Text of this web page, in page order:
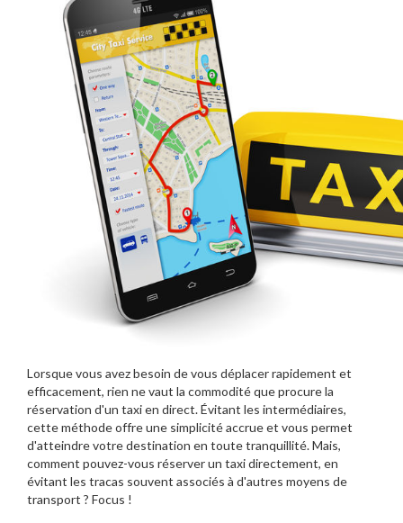
Lorsque vous avez besoin de vous déplacer rapidement et
efficacement, rien ne vaut la commodité que procure la
réservation d'un taxi en direct. Évitant les intermédiaires,
cette méthode offre une simplicité accrue et vous permet
d'atteindre votre destination en toute tranquillité. Mais,
comment pouvez-vous réserver un taxi directement, en
évitant les tracas souvent associés à d'autres moyens de
transport ? Focus !